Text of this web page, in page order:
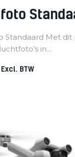
Standaard Met dit
in...
Excl. BTW